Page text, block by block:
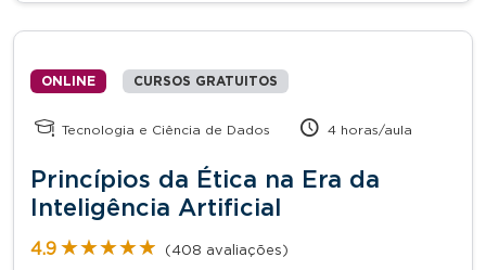
ONLINE CURSOS GRATUITOS
Tecnologia e Ciência de Dados 4 horas/aula
Princípios da Ética na Era da
Inteligência Artificial
4.9 ★★★★★
★★★★★ (408 avaliações)